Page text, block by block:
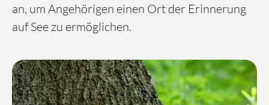
an, um Angehörigen einen Ort der Erinnerung
auf See zu ermöglichen.